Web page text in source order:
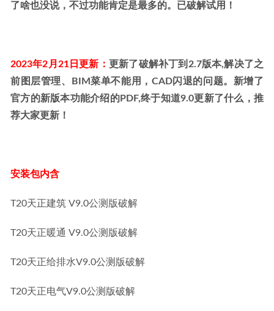
了啥也没说，不过功能肯定是最多的。已破解试用！
2023年2月21日更新： 更新了破解补丁到2.7版本,解决了之
前图层管理、BIM菜单不能用，CAD闪退的问题。新增了
官方的新版本功能介绍的PDF,终于知道9.0更新了什么，推
荐大家更新！
安装包内含
T20天正建筑 V9.0公测版破解
T20天正暖通 V9.0公测版破解
T20天正给排水V9.0公测版破解
T20天正电气V9.0公测版破解